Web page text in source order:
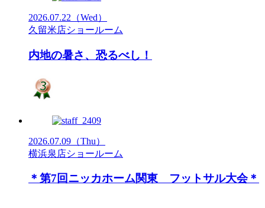
2026.07.22 （Wed）
久留米店ショールーム
内地の暑さ、恐るべし！
2026.07.09 （Thu）
横浜泉店ショールーム
＊第7回ニッカホーム関東 フットサル大会＊